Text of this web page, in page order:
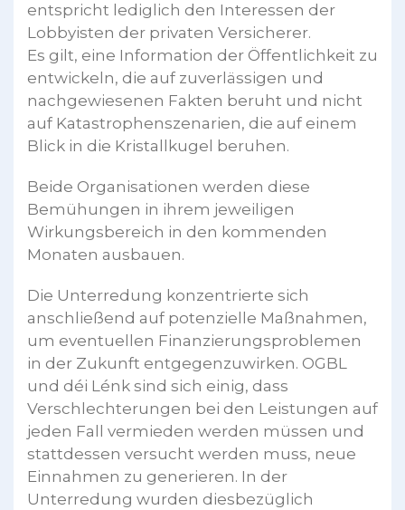
entspricht lediglich den Interessen der
Lobbyisten der privaten Versicherer.
Es gilt, eine Information der Öffentlichkeit zu
entwickeln, die auf zuverlässigen und
nachgewiesenen Fakten beruht und nicht
auf Katastrophenszenarien, die auf einem
Blick in die Kristallkugel beruhen.
Beide Organisationen werden diese
Bemühungen in ihrem jeweiligen
Wirkungsbereich in den kommenden
Monaten ausbauen.
Die Unterredung konzentrierte sich
anschließend auf potenzielle Maßnahmen,
um eventuellen Finanzierungsproblemen
in der Zukunft entgegenzuwirken. OGBL
und déi Lénk sind sich einig, dass
Verschlechterungen bei den Leistungen auf
jeden Fall vermieden werden müssen und
stattdessen versucht werden muss, neue
Einnahmen zu generieren. In der
Unterredung wurden diesbezüglich